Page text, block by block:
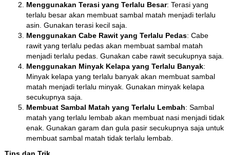
Menggunakan Terasi yang Terlalu Besar: Terasi yang
terlalu besar akan membuat sambal matah menjadi terlalu
asin. Gunakan terasi kecil saja.
Menggunakan Cabe Rawit yang Terlalu Pedas: Cabe
rawit yang terlalu pedas akan membuat sambal matah
menjadi terlalu pedas. Gunakan cabe rawit secukupnya saja.
Menggunakan Minyak Kelapa yang Terlalu Banyak:
Minyak kelapa yang terlalu banyak akan membuat sambal
matah menjadi terlalu minyak. Gunakan minyak kelapa
secukupnya saja.
Membuat Sambal Matah yang Terlalu Lembah: Sambal
matah yang terlalu lembab akan membuat nasi menjadi tidak
enak. Gunakan garam dan gula pasir secukupnya saja untuk
membuat sambal matah tidak terlalu lembab.